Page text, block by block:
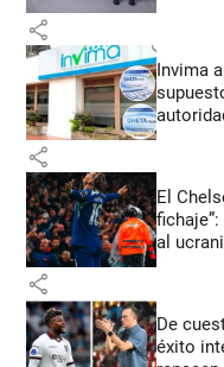
share
Invima
share
El
al
share
De
éxito